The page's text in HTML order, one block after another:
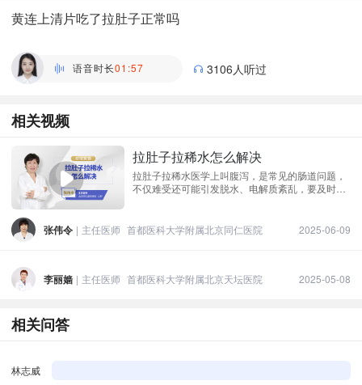
黄连上清片吃了拉肚子正常吗
主管药师 | 药学部 贵州航天医院
语音时长01:57 3106人听过
相关视频
拉肚子拉稀水怎么解决
拉肚子拉稀水医学上叫腹泻，是常见的肠道问题，
不仅难受还可能引发脱水、电解质紊乱，要及时应
水电解质平衡，预防脱水。同时患者可以在医生指
导下服用乳酸菌素片，该药物的独特优势在于
张伟令 | 主任医师 首都医科大学附属北京同仁医院 2025-06-09
李丽嫱 | 主任医师 首都医科大学附属北京天坛医院 2025-05-08
相关问答
林志威